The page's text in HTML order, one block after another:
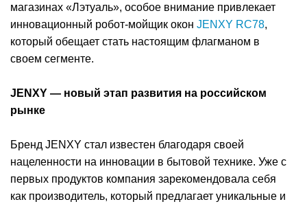
магазинах «Лэтуаль», особое внимание привлекает
инновационный робот-мойщик окон JENXY RC78,
который обещает стать настоящим флагманом в
своем сегменте.
JENXY — новый этап развития на российском
рынке
Бренд JENXY стал известен благодаря своей
нацеленности на инновации в бытовой технике. Уже с
первых продуктов компания зарекомендовала себя
как производитель, который предлагает уникальные и